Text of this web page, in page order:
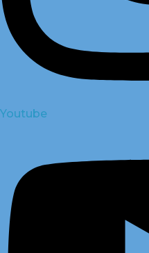
Youtube